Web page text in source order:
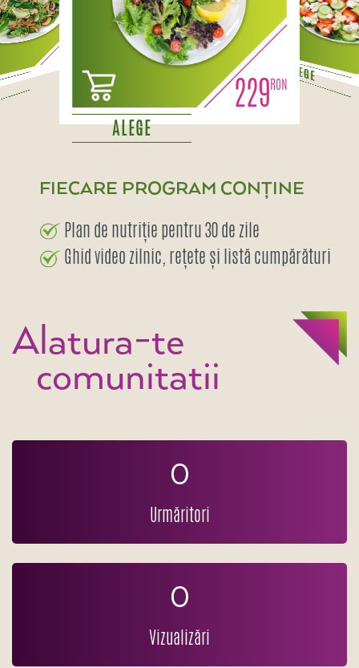
229
ALEGE
ALEGE
FIECARE PROGRAM CONȚINE
Plan de nutriție pentru 30 de zile
Ghid video zilnic, rețete și listă cumpărături
Alatura-te
comunitatii
0
Urmăritori
0
Vizualizări